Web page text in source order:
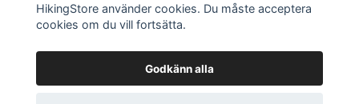
Sociala medier
HikingStore använder cookies. Du måste acceptera
cookies om du vill fortsätta.
Godkänn alla